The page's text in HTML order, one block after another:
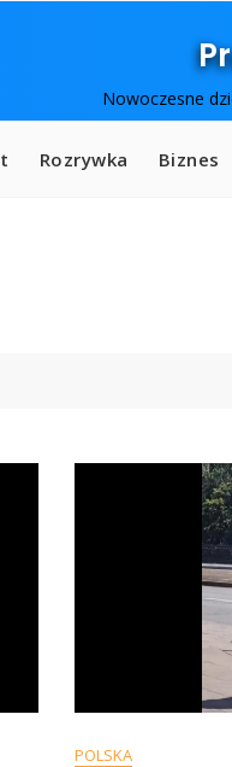
Nowoczesne
Rozrywka Biznes
POLSKA